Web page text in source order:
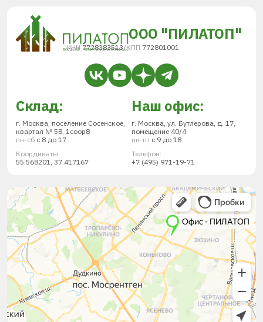
ООО "ПИЛАТОП"
ИНН 7728383513/КПП 772801001
Склад:
г. Москва, поселение Сосенское,
квартал № 58, 1соор8
пн-сб с 8 до 17
Координаты:
55.568201, 37.417167
Наш офис:
г. Москва, ул. Бутлерова, д. 17,
помещение 40/4
пн-пт с 9 до 18
Телефон:
+7 (495) 971-19-71